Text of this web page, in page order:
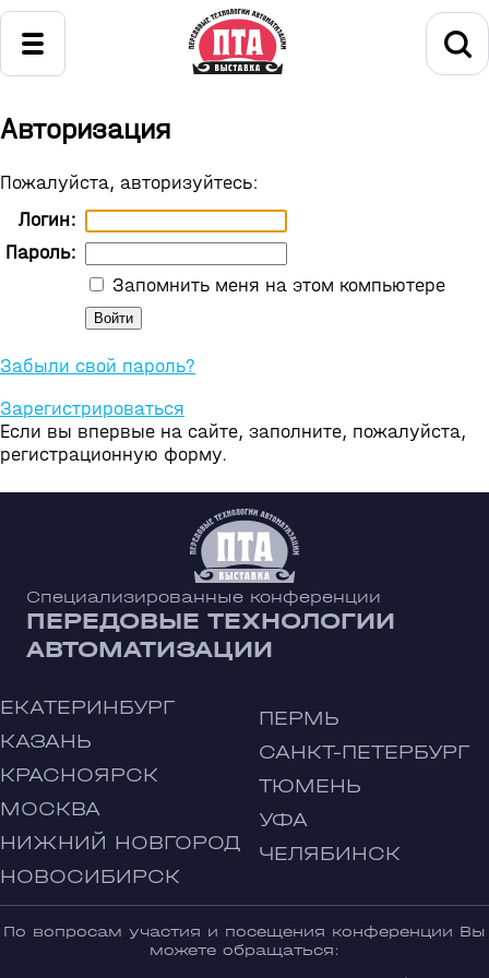
Авторизация
Пожалуйста, авторизуйтесь:
Логин:
Пароль:
Запомнить меня на этом компьютере
Забыли свой пароль?
Зарегистрироваться
Если вы впервые на сайте, заполните, пожалуйста,
регистрационную форму.
Специализированные конференции
ПЕРЕДОВЫЕ ТЕХНОЛОГИИ
АВТОМАТИЗАЦИИ
ЕКАТЕРИНБУРГ
КАЗАНЬ
КРАСНОЯРСК
МОСКВА
НИЖНИЙ НОВГОРОД
НОВОСИБИРСК
ПЕРМЬ
САНКТ-ПЕТЕРБУРГ
ТЮМЕНЬ
УФА
ЧЕЛЯБИНСК
По вопросам участия и посещения конференции Вы
можете обращаться: